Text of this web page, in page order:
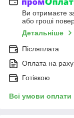
Ви отримаєте
або гроші
Детальніше
Післяплата
Оплата на
Готівкою
Всі умови оплати